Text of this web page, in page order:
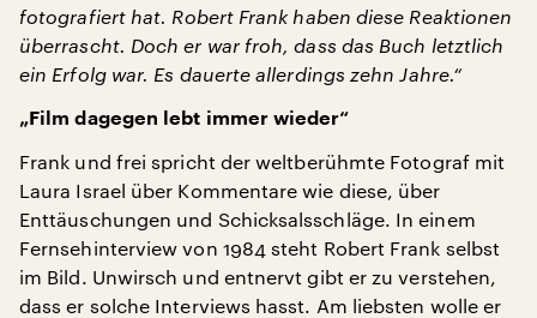
fotografiert hat. Robert Frank haben diese Reaktionen
überrascht. Doch er war froh, dass das Buch letztlich
ein Erfolg war. Es dauerte allerdings zehn Jahre.“
„Film dagegen lebt immer wieder“
Frank und frei spricht der weltberühmte Fotograf mit
Laura Israel über Kommentare wie diese, über
Enttäuschungen und Schicksalsschläge. In einem
Fernsehinterview von 1984 steht Robert Frank selbst
im Bild. Unwirsch und entnervt gibt er zu verstehen,
dass er solche Interviews hasst. Am liebsten wolle er